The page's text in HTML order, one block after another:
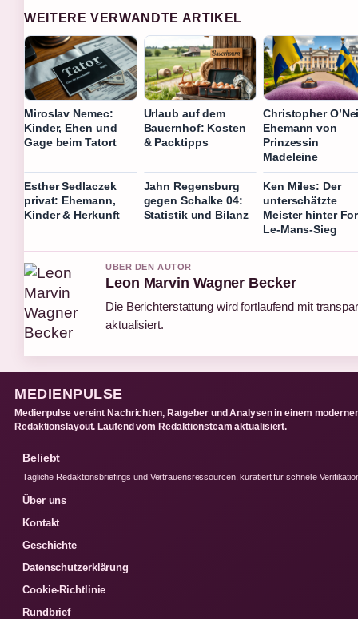
WEITERE VERWANDTE ARTIKEL
Miroslav Nemec:
Kinder, Ehen und
Gage beim Tatort
Urlaub auf dem
Bauernhof: Kosten
& Packtipps
Christopher
Ehemann von
Prinzessin
Madeleine
Esther Sedlaczek
privat: Ehemann,
Kinder & Herkunft
Jahn Regensburg
gegen Schalke 04:
Statistik und Bilanz
Ken Miles: Der
unterschätzte
Meister hinter
Le-Mans-Sieg
UBER DEN AUTOR
Leon Marvin Wagner Becker
Die Berichterstattung wird fortlaufend mit
aktualisiert.
MEDIENPULSE
Medienpulse vereint Nachrichten, Ratgeber und Analysen in einem
Redaktionslayout. Laufend vom Redaktionsteam aktualisiert.
Beliebt
Tagliche Redaktionsbriefings und Vertrauensressourcen, kuratiert fur schnelle
Über uns
Kontakt
Geschichte
Datenschutzerklärung
Cookie-Richtlinie
Rundbrief